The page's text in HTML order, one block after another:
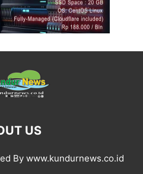
US
By www.kundurnews.co.id